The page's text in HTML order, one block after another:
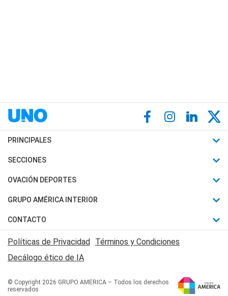
PRINCIPALES
Últimas Noticias
Política
Judiciales
Economia
SECCIONES
Horóscopo
Motores
Trucos caseros
Series y Películas
Edictos y Solicitadas
OVACIÓN DEPORTES
Fútbol
Mundial
Automovilismo
Rugby
Básquet
GRUPO AMÉRICA INTERIOR
Canal 7 en Vivo
San Juan 8
CONTACTO
Acerca de Nosotros
Contactanos
Políticas de Privacidad Términos y Condiciones
Decálogo ético de IA
© Copyright 2026 GRUPO AMERICA – Todos los derechos
reservados